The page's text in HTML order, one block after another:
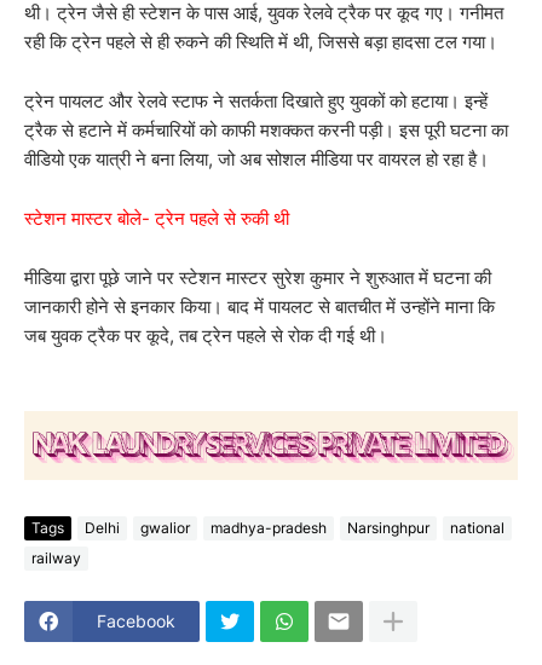
थी। ट्रेन जैसे ही स्टेशन के पास आई, युवक रेलवे ट्रैक पर कूद गए। गनीमत
रही कि ट्रेन पहले से ही रुकने की स्थिति में थी, जिससे बड़ा हादसा टल गया।
ट्रेन पायलट और रेलवे स्टाफ ने सतर्कता दिखाते हुए युवकों को हटाया। इन्हें
ट्रैक से हटाने में कर्मचारियों को काफी मशक्कत करनी पड़ी। इस पूरी घटना का
वीडियो एक यात्री ने बना लिया, जो अब सोशल मीडिया पर वायरल हो रहा है।
स्टेशन मास्टर बोले- ट्रेन पहले से रुकी थी
मीडिया द्वारा पूछे जाने पर स्टेशन मास्टर सुरेश कुमार ने शुरुआत में घटना की
जानकारी होने से इनकार किया। बाद में पायलट से बातचीत में उन्होंने माना कि
जब युवक ट्रैक पर कूदे, तब ट्रेन पहले से रोक दी गई थी।
Tags Delhi gwalior madhya-pradesh Narsinghpur
national
railway
Facebook